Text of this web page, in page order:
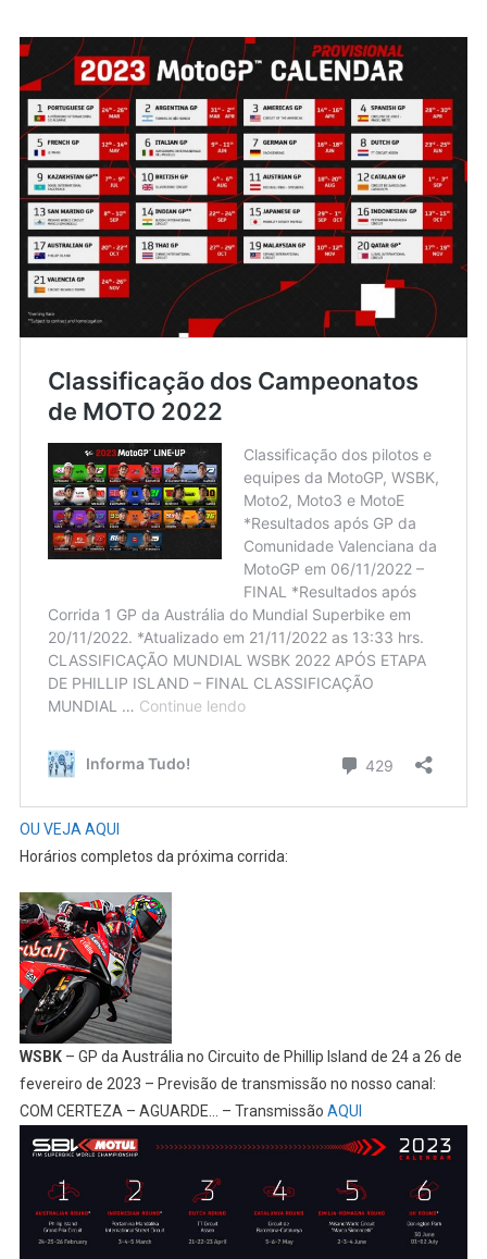
OU VEJA AQUI
Horários completos da próxima corrida:
WSBK– GP da Austrália no Circuito de Phillip Island de 24 a 26 de
fevereiro de 2023 – Previsão de transmissão no nosso canal:
COM CERTEZA – AGUARDE… – Transmissão AQUI